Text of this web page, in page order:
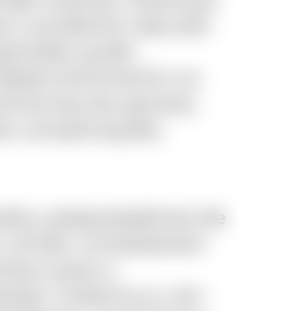
e acidente vascular
pode
ou
da apneia,
complicações
pesquisadores de
constataram
para a
materna e, em